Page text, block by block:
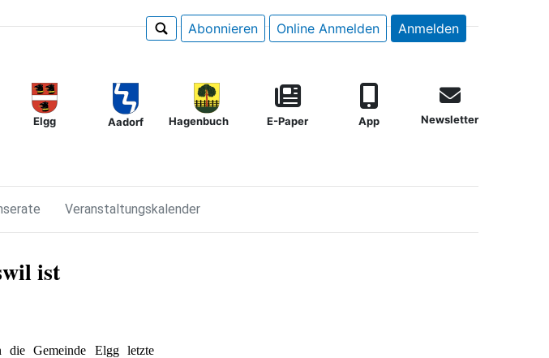
Abonnieren Online Anmelden Anmelden
Elgg Aadorf Hagenbuch E-Paper App Newsletter
Veranstaltungskalender
ist
die Gemeinde Elgg letzte